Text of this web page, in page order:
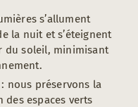
s’allument
la nuit et s’éteignent
du soleil, minimisant
nous préservons la
des espaces verts